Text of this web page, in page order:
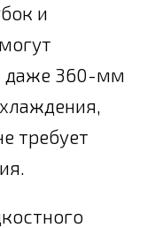
и
даже 360-мм
требует